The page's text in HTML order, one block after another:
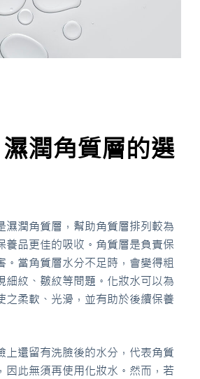
潤角質層的選
濕潤角質層，幫助角質層排列較為
養品更佳的吸收。角質層是負責保
。當角質層水分不足時，會變得粗
細紋、皺紋等問題。化妝水可以為
之柔軟、光滑，並有助於後續保養
上還留有洗臉後的水分，代表角質
因此無須再使用化妝水。然而，若